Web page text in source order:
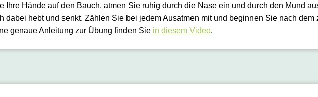
Ihre Hände auf den Bauch, atmen Sie ruhig durch die Nase ein und durch den Mund
dabei hebt und senkt. Zählen Sie bei jedem Ausatmen mit und beginnen Sie nach dem
genaue Anleitung zur Übung finden Sie in diesem Video.